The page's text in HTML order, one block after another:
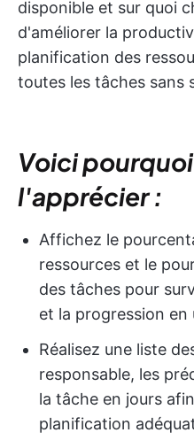
disponible et sur quoi
d'améliorer la
planification des
toutes les tâches sans
Voici
l'apprécier :
Affichez le
ressources et le
des tâches pour
et la progression
Réalisez une liste
responsable, les
la tâche en jours
planification